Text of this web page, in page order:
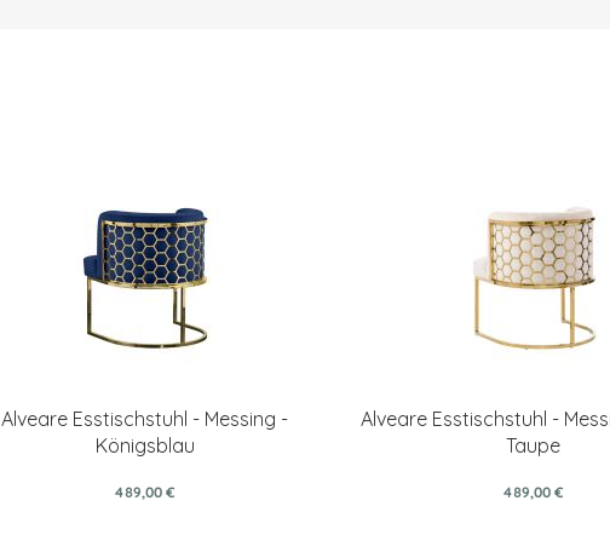
Alveare Esstischstuhl - Messing -
Königsblau
489,00 €
Alveare Esstischstuhl -
Taupe
489,00 €